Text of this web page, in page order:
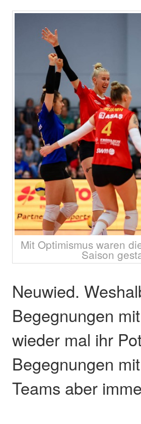
Mit Optimismus waren
Saison
Neuwied.
Begegnungen
wieder mal ihr
Begegnungen
Teams aber